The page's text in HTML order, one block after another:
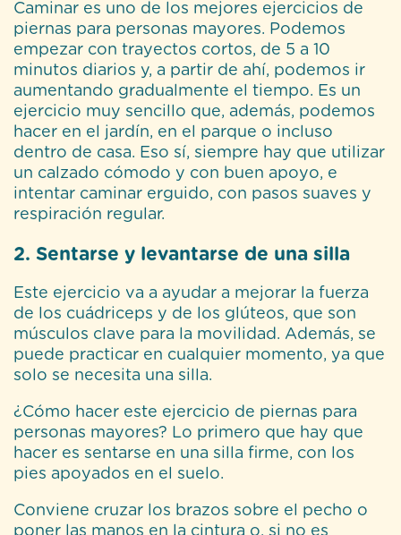
Caminar es uno de los mejores ejercicios de
piernas para personas mayores. Podemos
empezar con trayectos cortos, de 5 a 10
minutos diarios y, a partir de ahí, podemos ir
aumentando gradualmente el tiempo. Es un
ejercicio muy sencillo que, además, podemos
hacer en el jardín, en el parque o incluso
dentro de casa. Eso sí, siempre hay que utilizar
un calzado cómodo y con buen apoyo, e
intentar caminar erguido, con pasos suaves y
respiración regular.
2. Sentarse y levantarse de una silla
Este ejercicio va a ayudar a mejorar la fuerza
de los cuádriceps y de los glúteos, que son
músculos clave para la movilidad. Además, se
puede practicar en cualquier momento, ya que
solo se necesita una silla.
¿Cómo hacer este ejercicio de piernas para
personas mayores? Lo primero que hay que
hacer es sentarse en una silla firme, con los
pies apoyados en el suelo.
Conviene cruzar los brazos sobre el pecho o
poner las manos en la cintura o, si no es